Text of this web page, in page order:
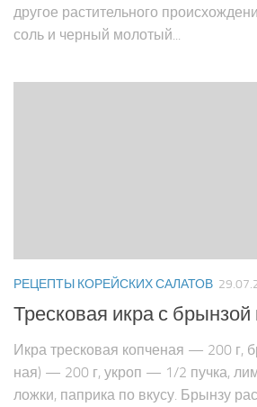
дру­гое растительного
соль и черный молотый...
РЕЦЕПТЫ КОРЕЙСКИХ САЛАТОВ
Тресковая икра с брынзой
Икра тресковая копченая — 200 г,
ная) — 200 г, укроп — 1/2 пучка,
ложки, паприка по вкусу. Брынзу